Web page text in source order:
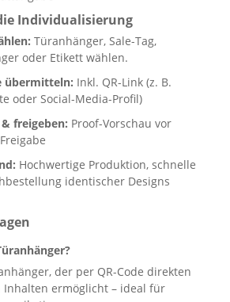
Individualisierung
Türanhänger, Sale-Tag,
oder Etikett wählen.
übermitteln: Inkl. QR-Link (z. B.
oder Social-Media-Profil)
freigeben: Proof-Vorschau vor
Hochwertige Produktion, schnelle
identischer Designs
der per QR-Code direkten
Inhalten ermöglicht – ideal für